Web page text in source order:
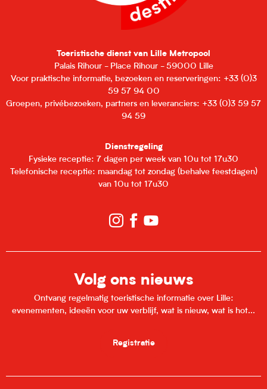
Toeristische dienst van Lille Metropool
Palais Rihour - Place Rihour - 59000 Lille
Voor praktische informatie, bezoeken en reserveringen: +33 (0)3
59 57 94 00
Groepen, privébezoeken, partners en leveranciers: +33 (0)3 59 57
94 59
Dienstregeling
Fysieke receptie: 7 dagen per week van 10u tot 17u30
Telefonische receptie: maandag tot zondag (behalve feestdagen)
van 10u tot 17u30
Volg ons nieuws
Ontvang regelmatig toeristische informatie over Lille:
evenementen, ideeën voor uw verblijf, wat is nieuw, wat is hot...
Registratie